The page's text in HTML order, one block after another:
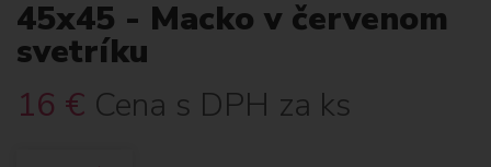
45x45 - Macko v červenom
svetríku
16 € Cena s DPH za ks